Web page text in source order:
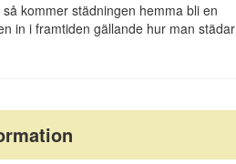
kommer städningen hemma bli en
in i framtiden gällande hur man städar